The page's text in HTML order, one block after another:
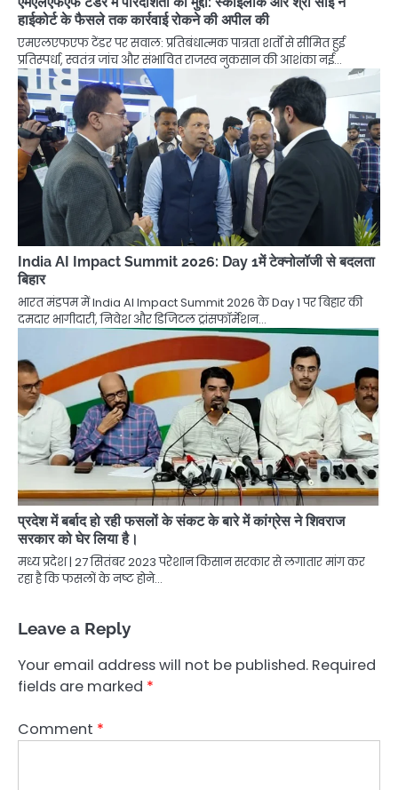
हाईकोर्ट के फैसले तक कार्रवाई रोकने की अपील की
एमएलएफएफ टेंडर पर सवाल: प्रतिबंधात्मक पात्रता शर्तों से सीमित हुई
प्रतिस्पर्धा, स्वतंत्र जांच और संभावित राजस्व नुकसान की आशंका नई…
India AI Impact Summit 2026: Day 1में टेक्नोलॉजी से बदलता
बिहार
भारत मंडपम में India AI Impact Summit 2026 के Day 1 पर बिहार की
दमदार भागीदारी, निवेश और डिजिटल ट्रांसफॉर्मेशन…
प्रदेश में बर्बाद हो रही फसलों के संकट के बारे में कांग्रेस ने शिवराज
सरकार को घेर लिया है।
मध्य प्रदेश | 27 सितंबर 2023 परेशान किसान सरकार से लगातार मांग कर
रहा है कि फसलों के नष्ट होने…
Leave a Reply
Your email address will not be published. Required
fields are marked *
Comment *